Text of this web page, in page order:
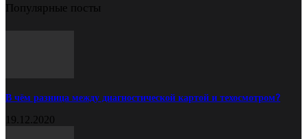
Популярные посты
В чём разница между диагностической картой и техосмотром?
19.12.2020